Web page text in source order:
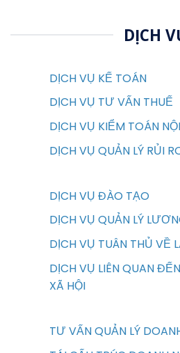
DỊCH
DỊCH VỤ KẾ TOÁN
DỊCH VỤ TƯ VẤN THUẾ
DỊCH VỤ KIỂM TOÁN
DỊCH VỤ QUẢN LÝ RỦI
DỊCH VỤ ĐÀO TẠO
DỊCH VỤ QUẢN LÝ
DỊCH VỤ TUÂN THỦ VỀ
DỊCH VỤ LIÊN QUAN
XÃ HỘI
TƯ VẤN QUẢN LÝ